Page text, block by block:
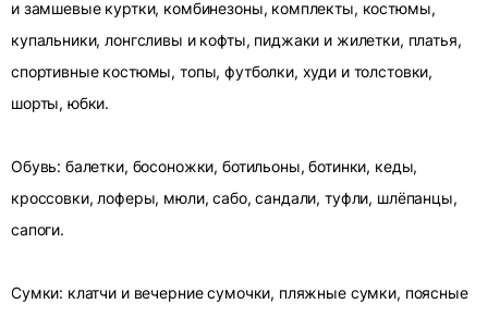
и замшевые куртки, комбинезоны, комплекты, костюмы,
купальники, лонгсливы и кофты, пиджаки и жилетки, платья,
спортивные костюмы, топы, футболки, худи и толстовки,
шорты, юбки.
Обувь: балетки, босоножки, ботильоны, ботинки, кеды,
кроссовки, лоферы, мюли, сабо, сандали, туфли, шлёпанцы,
сапоги.
Сумки: клатчи и вечерние сумочки, пляжные сумки, поясные